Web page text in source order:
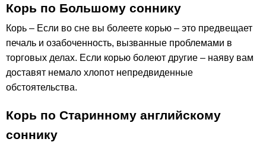
Корь по Большому соннику
Корь – Если во сне вы болеете корью – это предвещает
печаль и озабоченность, вызванные проблемами в
торговых делах. Если корью болеют другие – наяву вам
доставят немало хлопот непредвиденные
обстоятельства.
Корь по Старинному английскому
соннику